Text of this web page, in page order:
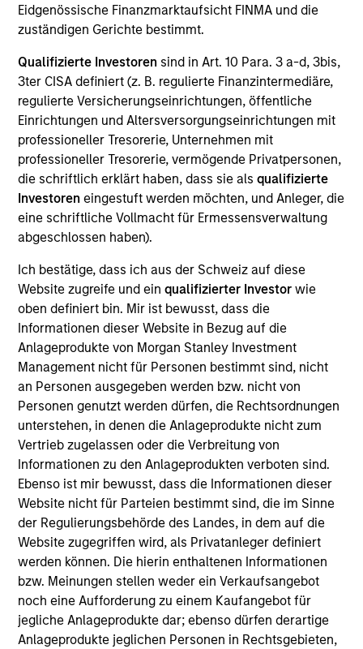
Eidgenössische Finanzmarktaufsicht FINMA und die
zuständigen Gerichte bestimmt.
Qualifizierte Investoren sind in Art. 10 Para. 3 a-d, 3bis,
3ter CISA definiert (z. B. regulierte Finanzintermediäre,
regulierte Versicherungseinrichtungen, öffentliche
Einrichtungen und Altersversorgungseinrichtungen mit
professioneller Tresorerie, Unternehmen mit
professioneller Tresorerie, vermögende Privatpersonen,
die schriftlich erklärt haben, dass sie alsqualifizierte
Investoren eingestuft werden möchten, und Anleger, die
eine schriftliche Vollmacht für Ermessensverwaltung
abgeschlossen haben).
Ich bestätige, dass ich aus der Schweiz auf diese
Website zugreife und ein qualifizierter Investor wie
oben definiert bin. Mir ist bewusst, dass die
Informationen dieser Website in Bezug auf die
Anlageprodukte von Morgan Stanley Investment
Management nicht für Personen bestimmt sind, nicht
an Personen ausgegeben werden bzw. nicht von
Personen genutzt werden dürfen, die Rechtsordnungen
unterstehen, in denen die Anlageprodukte nicht zum
Vertrieb zugelassen oder die Verbreitung von
Informationen zu den Anlageprodukten verboten sind.
Ebenso ist mir bewusst, dass die Informationen dieser
Website nicht für Parteien bestimmt sind, die im Sinne
der Regulierungsbehörde des Landes, in dem auf die
Website zugegriffen wird, als Privatanleger definiert
werden können. Die hierin enthaltenen Informationen
bzw. Meinungen stellen weder ein Verkaufsangebot
noch eine Aufforderung zu einem Kaufangebot für
jegliche Anlageprodukte dar; ebenso dürfen derartige
Anlageprodukte jeglichen Personen in Rechtsgebieten,
Pooled Vehicle
Insights
Overview
The Global Green Bond Strategy
seeks to maximize total
return through investment in global fixed income
securities that meet Calvert's ESG and Impact criteria and
qualify as sustainable investments under the SFDR with
the objective of supporting positive environmental and
social impacts and outcomes.
Differentiators
1
Calvert is a pioneer in Responsible Investing with 40
years of leadership and innovation in the industry. We
fully integrate ESG into the investment process with
impact considerations. The Calvert Principles for
Responsible Investment guide the investment
decision‑making and engagement efforts.